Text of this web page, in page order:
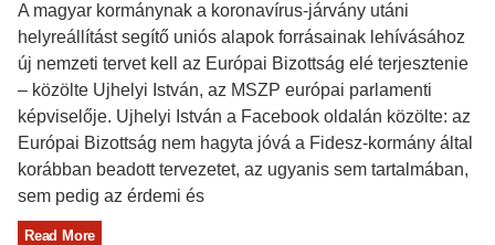
A magyar kormánynak a koronavírus-járvány utáni
helyreállítást segítő uniós alapok forrásainak lehívásához
új nemzeti tervet kell az Európai Bizottság elé terjesztenie
– közölte Ujhelyi István, az MSZP európai parlamenti
képviselője. Ujhelyi István a Facebook oldalán közölte: az
Európai Bizottság nem hagyta jóvá a Fidesz-kormány által
korábban beadott tervezetet, az ugyanis sem tartalmában,
sem pedig az érdemi és
Read More